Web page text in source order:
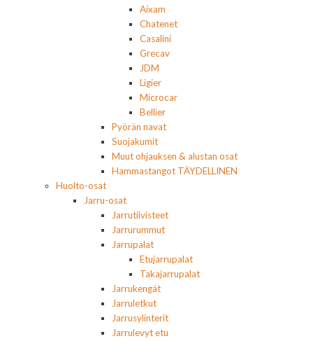
Aixam
Chatenet
Casalini
Grecav
JDM
Ligier
Microcar
Bellier
Pyörän navat
Suojakumit
Muut ohjauksen & alustan osat
Hammastangot TÄYDELLINEN
Huolto-osat
Jarru-osat
Jarrutiivisteet
Jarrurummut
Jarrupalat
Etujarrupalat
Takajarrupalat
Jarrukengät
Jarruletkut
Jarrusylinterit
Jarrulevyt etu